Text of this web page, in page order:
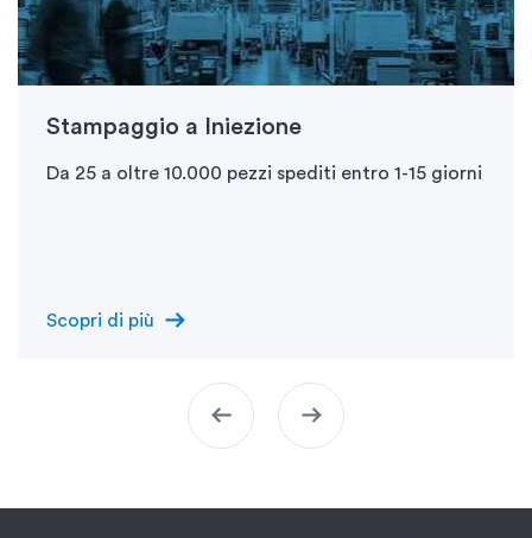
Stampaggio a Iniezione
Da 25 a oltre 10.000 pezzi spediti entro 1-15 giorni
Scopri di più arrow_right_alt
arrow_left_alt arrow_right_alt